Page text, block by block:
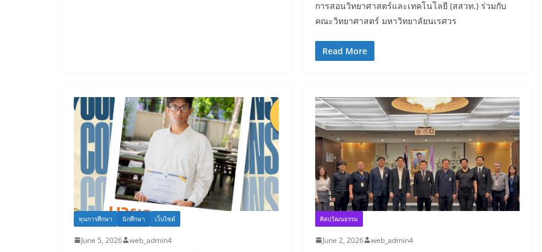
การสอนวิทยาศาสตร์และเทคโนโลยี (สสวท.) ร่วมกับ
คณะวิทยาศาสตร์ มหาวิทยาลัยนเรศวร
Read More
ทุนการศึกษา นักศึกษา เว็บไซต์
June 5, 2026 web_admin4
ศิลปวัฒนธรรม
June 2, 2026 web_admin4